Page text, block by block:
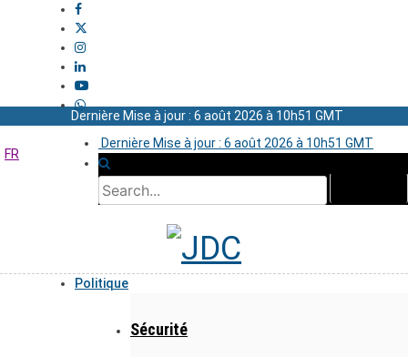
Dernière Mise à jour : 6 août 2026 à 10h51 GMT
Dernière Mise à jour : 6 août 2026 à 10h51 GMT
FR
Politique
Sécurité